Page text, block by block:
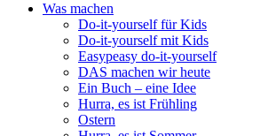
Was machen
Do-it-yourself für Kids
Do-it-yourself mit Kids
Easypeasy do-it-yourself
DAS machen wir heute
Ein Buch – eine Idee
Hurra, es ist Frühling
Ostern